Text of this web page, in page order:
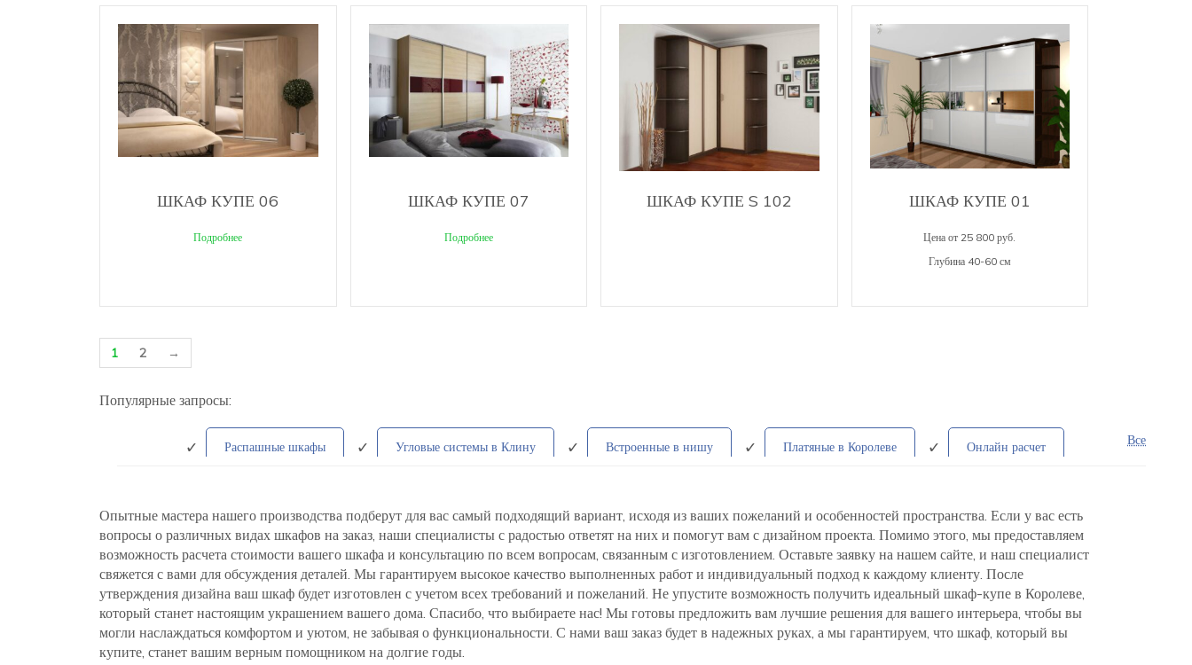
ШКАФ КУПЕ 06
Подробнее
ШКАФ КУПЕ 07
Подробнее
ШКАФ КУПЕ S 102 ШКАФ КУПЕ 01
Цена от 25 800 руб.
Глубина 40-60 см
1 2 →
Популярные запросы:
Распашные шкафы Угловые системы в Клину Встроенные в нишу Платяные в Королеве Онлайн расчет Все
Опытные мастера нашего производства подберут для вас самый подходящий вариант, исходя из ваших пожеланий и особенностей пространства. Если у вас есть
вопросы о различных видах шкафов на заказ, наши специалисты с радостью ответят на них и помогут вам с дизайном проекта. Помимо этого, мы предоставляем
возможность расчета стоимости вашего шкафа и консультацию по всем вопросам, связанным с изготовлением. Оставьте заявку на нашем сайте, и наш специалист
свяжется с вами для обсуждения деталей. Мы гарантируем высокое качество выполненных работ и индивидуальный подход к каждому клиенту. После
утверждения дизайна ваш шкаф будет изготовлен с учетом всех требований и пожеланий. Не упустите возможность получить идеальный шкаф-купе в Королеве,
который станет настоящим украшением вашего дома. Спасибо, что выбираете нас! Мы готовы предложить вам лучшие решения для вашего интерьера, чтобы вы
могли наслаждаться комфортом и уютом, не забывая о функциональности. С нами ваш заказ будет в надежных руках, а мы гарантируем, что шкаф, который вы
купите, станет вашим верным помощником на долгие годы.